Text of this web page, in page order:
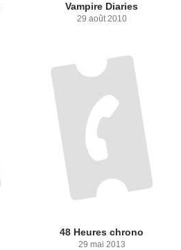
Vampire Diaries
29 août 2010
48 Heures chrono
29 mai 2013